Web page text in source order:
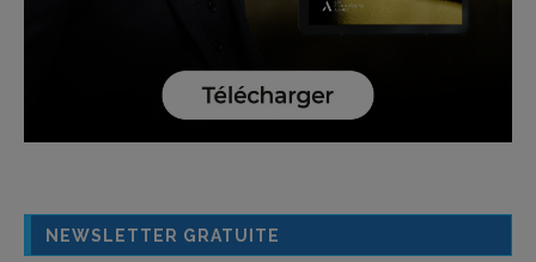
NEWSLETTER GRATUITE